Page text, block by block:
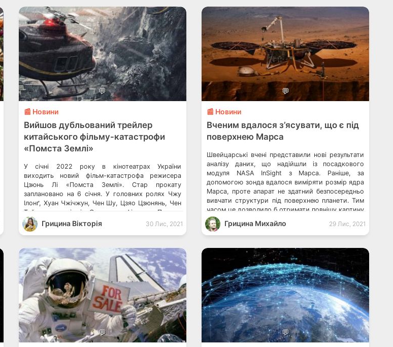
💬
📰 Новини
Вийшов дубльований трейлер
китайського фільму-катастрофи
«Помста Землі»
У січні 2022 року в кінотеатрах України
виходить новий фільм-катастрофа режисера
Цзюнь Лі «Помста Землі». Стар прокату
заплановано на 6 січня. У головних ролях Чжу
Ілонґ, Хуан Чжічжун, Чен Шу, Цзяо Цзюнянь, Чен
Тайшень та інші. Синопсис фільму «Помста
Землі» Масштабний фільм-катастрофа
розповість про звичайних людей, яких доля
батьком забудуть про […]
Грицина Вікторія 30 Лис, 2021
💬
📰 Новини
Вченим вдалося з’ясувати, що є під
поверхнею Марса
Швейцарські вчені представили нові результати
аналізу даних, що надійшли із посадкового
модуля NASA InSight з Марса. Раніше, за
допомогою зонда вдалося виміряти розмір ядра
Марса, проте апарат не здатний безпосередньо
вивчати структури під поверхнею планети. Тим
часом це дозволило б отримати повнішу картину
того, як була сформована планета. Однак, тепер
вдалося отримати перше докладне уявлення […]
Грицина Михайло 29 Лис, 2021
💬 💬